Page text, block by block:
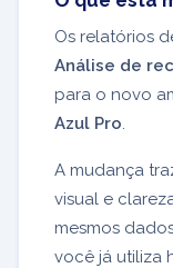
Os relatórios
Análise de
para o novo
Azul Pro
A mudança
visual e
mesmos
você já utiliza